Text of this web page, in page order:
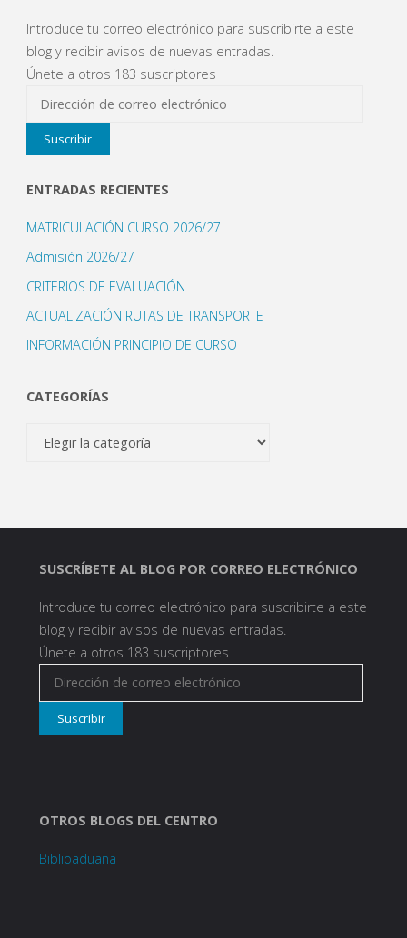
Introduce tu correo electrónico para suscribirte a este
blog y recibir avisos de nuevas entradas.
Únete a otros 183 suscriptores
Dirección
de
correo
Suscribir
ENTRADAS RECIENTES
MATRICULACIÓN CURSO 2026/27
Admisión 2026/27
CRITERIOS DE EVALUACIÓN
ACTUALIZACIÓN RUTAS DE TRANSPORTE
INFORMACIÓN PRINCIPIO DE CURSO
CATEGORÍAS
Categorías
SUSCRÍBETE AL BLOG POR CORREO ELECTRÓNICO
Introduce tu correo electrónico para suscribirte a este
blog y recibir avisos de nuevas entradas.
Únete a otros 183 suscriptores
Dirección
de
correo
Suscribir
OTROS BLOGS DEL CENTRO
Biblioaduana